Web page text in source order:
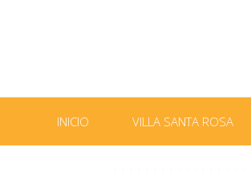
INICIO VILLA SANTA ROSA